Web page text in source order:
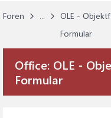
Foren ...
OLE -
Formular
Office: OLE -
Formular